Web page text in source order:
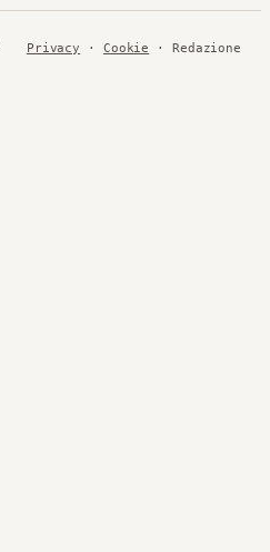
Privacy · Cookie · Redazione